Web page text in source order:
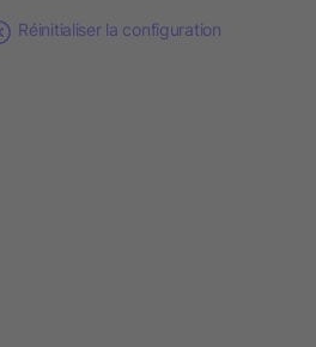
Réinitialiser la configuration